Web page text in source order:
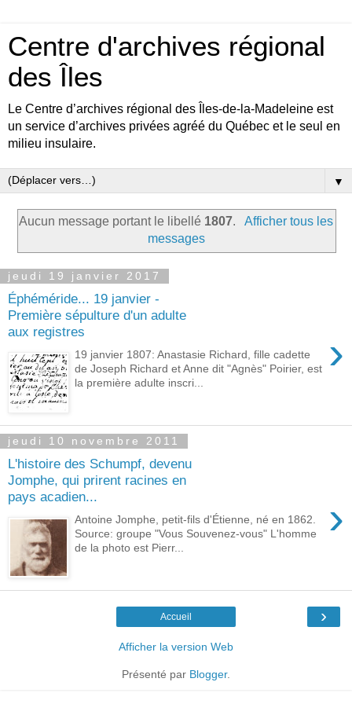
Centre d'archives régional
des Îles
Le Centre d’archives régional des Îles-de-la-Madeleine est
un service d’archives privées agréé du Québec et le seul en
milieu insulaire.
▼
Aucun message portant le libellé 1807.
Afficher tous les
messages
jeudi 19 janvier 2017
Éphéméride... 19 janvier -
Première sépulture d'un adulte
aux registres
›
19 janvier 1807: Anastasie Richard, fille cadette
de Joseph Richard et Anne dit "Agnès" Poirier, est
la première adulte inscri...
jeudi 10 novembre 2011
L'histoire des Schumpf, devenu
Jomphe, qui prirent racines en
pays acadien...
›
Antoine Jomphe, petit-fils d'Étienne, né en 1862.
Source: groupe "Vous Souvenez-vous" L'homme
de la photo est Pierr...
›
Accueil
Afficher la version Web
Présenté par Blogger.